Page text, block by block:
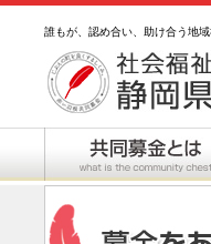
誰もが、認め合い、助け合う地